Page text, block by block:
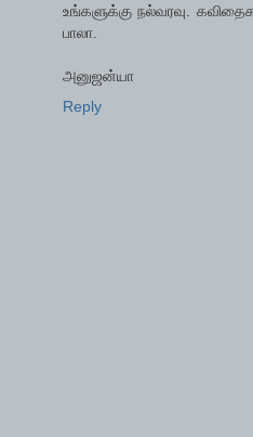
உங்களுக்கு நல்வரவு.
பாலா.
அனுஜன்யா
Reply